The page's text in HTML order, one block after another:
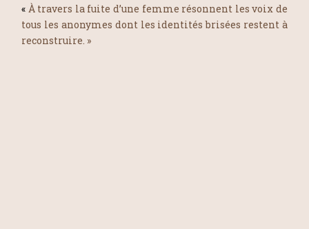
« À travers la fuite d’une femme résonnent les voix de
tous les anonymes dont les identités brisées restent à
reconstruire. »